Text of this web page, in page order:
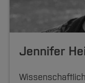
Jennifer